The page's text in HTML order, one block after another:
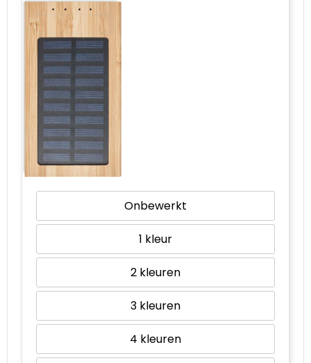
Onbewerkt
1
2
3
4